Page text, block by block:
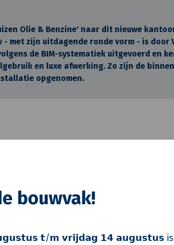
bouwvak!
𝘁/𝗺 𝘃𝗿𝗶𝗷𝗱𝗮𝗴 𝟭𝟰 𝗮𝘂𝗴𝘂𝘀𝘁𝘂𝘀 is
Olie & Benzine' naar dit nieuwe
met zijn uitdagende ronde vorm - is door
de BIM-systematiek uitgevoerd en
en luxe afwerking. Zo zijn de
opgenomen.